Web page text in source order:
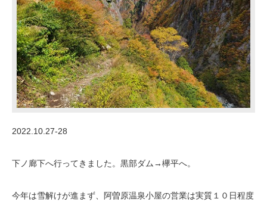
2022.10.27-28
下ノ廊下へ行ってきました。黒部ダム→欅平へ。
今年は雪解けが進まず、阿曽原温泉小屋の営業は実質１０日程度